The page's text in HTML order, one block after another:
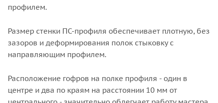
профилем.
Размер стенки ПС-профиля обеспечивает плотную, без
зазоров и деформирования полок стыковку с
направляющим профилем.
Расположение гофров на полке профиля - один в
центре и два по краям на расстоянии 10 мм от